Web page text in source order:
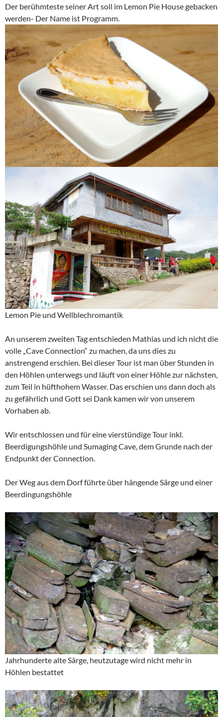
Der berühmteste seiner Art soll im Lemon Pie House gebacken
werden- Der Name ist Programm.
Lemon Pie und Wellblechromantik
An unserem zweiten Tag entschieden Mathias und ich nicht die
volle „Cave Connection“ zu machen, da uns dies zu
anstrengend erschien. Bei dieser Tour ist man über Stunden in
den Höhlen unterwegs und läuft von einer Höhle zur nächsten,
zum Teil in hüfthohem Wasser. Das erschien uns dann doch als
zu gefährlich und Gott sei Dank kamen wir von unserem
Vorhaben ab.
Wir entschlossen und für eine vierstündige Tour inkl.
Beerdigungshöhle und Sumaging Cave, dem Grunde nach der
Endpunkt der Connection.
Der Weg aus dem Dorf führte über hängende Särge und einer
Beerdingungshöhle
Jahrhunderte alte Särge, heutzutage wird nicht mehr in
Höhlen bestattet